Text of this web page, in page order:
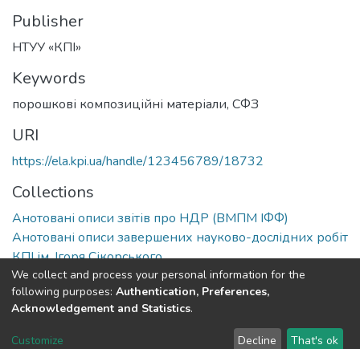
Publisher
НТУУ «КПІ»
Keywords
порошкові композиційні матеріали, СФЗ
URI
https://ela.kpi.ua/handle/123456789/18732
Collections
Анотовані описи звітів про НДР (ВМПМ ІФФ)
Анотовані описи завершених науково-дослідних робіт
КПІ ім. Ігоря Сікорського
Full item page
DSpace software copyright © 2002-2026 LYRASIS
We collect and process your personal information for the
following purposes: Authentication, Preferences,
Acknowledgement and Statistics.
Customize Decline That's ok